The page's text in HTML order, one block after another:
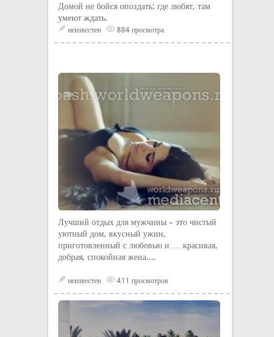
Домой не бойся опоздать: где любят, там
умеют ждать.
неизвестен 884 просмотра
Лучший отдых для мужчины – это чистый
уютный дом, вкусный ужин,
приготовленный с любовью и … красивая,
добрая, спокойная жена....
неизвестен 411 просмотров